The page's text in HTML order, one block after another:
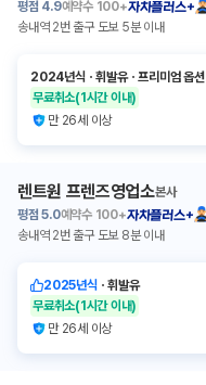
평점 4.9예약수 100+자차플러스+
송내역 2번 출구 도보 5분 이내
2024년식 ㆍ휘발유ㆍ프리미엄 옵션
무료취소(1시간 이내)
만 26세 이상
렌트원 프렌즈영업소본사
평점 5.0예약수 100+자차플러스+
송내역 2번 출구 도보 8분 이내
2025년식 ㆍ휘발유
무료취소(1시간 이내)
만 26세 이상